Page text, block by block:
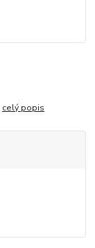
celý popis